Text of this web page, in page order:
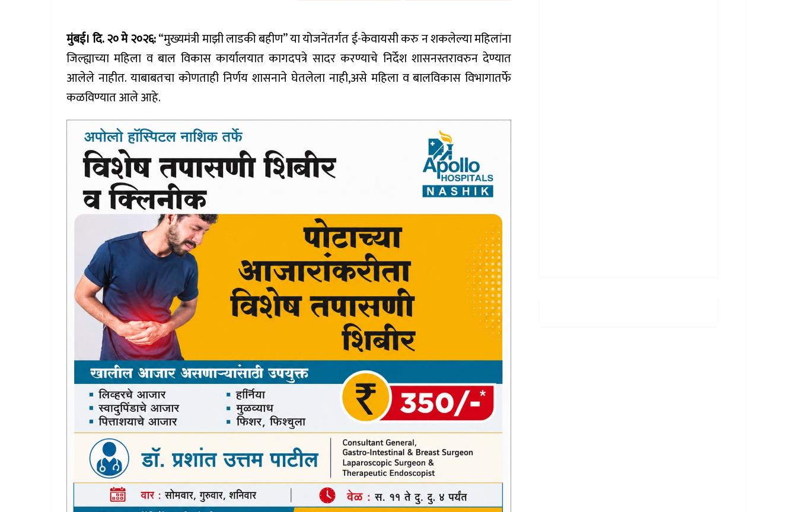
मुंबई। दि. २० मे २०२६:“मुख्यमंत्री माझी लाडकी बहीण” या योजनेंतर्गत ई-केवायसी करु न शकलेल्या महिलांना
जिल्ह्याच्या महिला व बाल विकास कार्यालयात कागदपत्रे सादर करण्याचे निर्देश शासनस्तरावरुन देण्यात
आलेले नाहीत. याबाबतचा कोणताही निर्णय शासनाने घेतलेला नाही,असे महिला व बालविकास विभागातर्फे
कळविण्यात आले आहे.